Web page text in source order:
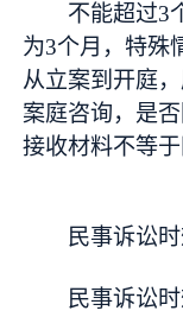
不能超过3
为3个月，特殊
从立案到开庭
案庭咨询，是
接收材料不等于
民事诉讼
民事诉讼